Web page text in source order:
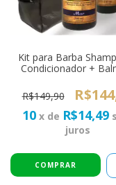
Kit para Barba
Condicionador +
Necessaire Grátis
R$149,90
10 x de R$14,49
juros